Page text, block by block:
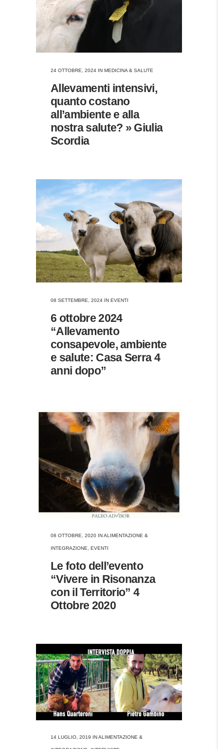
24 OTTOBRE, 2024 IN MEDICINA & SALUTE
Allevamenti intensivi,
quanto costano
all’ambiente e alla
nostra salute? » Giulia
Scordia
08 SETTEMBRE, 2024 IN EVENTI
6 ottobre 2024
“Allevamento
consapevole, ambiente
e salute: Casa Serra 4
anni dopo”
08 OTTOBRE, 2020 INALIMENTAZIONE &
INTEGRAZIONE EVENTI
Le foto dell’evento
“Vivere in Risonanza
con il Territorio” 4
Ottobre 2020
14 LUGLIO, 2019 IN ALIMENTAZIONE &